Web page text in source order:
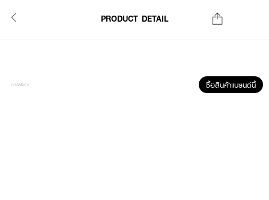
PRODUCT DETAIL
ซื้อสินค้าแบรนด์นี้